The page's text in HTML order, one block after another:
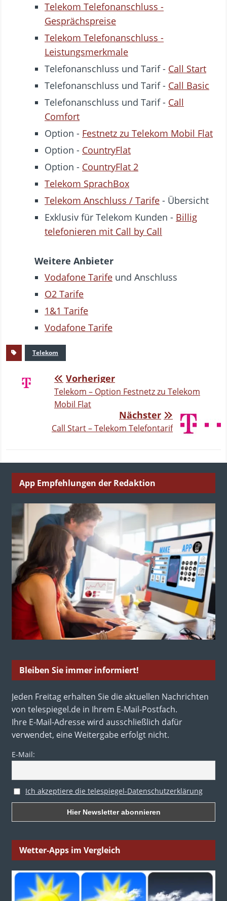
Telekom Telefonanschluss -
Gesprächspreise
Telekom Telefonanschluss -
Leistungsmerkmale
Telefonanschluss und Tarif - Call Start
Telefonanschluss und Tarif - Call Basic
Telefonanschluss und Tarif - Call
Comfort
Option - Festnetz zu Telekom Mobil Flat
Option - CountryFlat
Option - CountryFlat 2
Telekom SprachBox
Telekom Anschluss / Tarife - Übersicht
Exklusiv für Telekom Kunden - Billig
telefonieren mit Call by Call
Weitere Anbieter
Vodafone Tarife und Anschluss
O2 Tarife
1&1 Tarife
Vodafone Tarife
Telekom
Vorheriger
Telekom – Option Festnetz zu Telekom
Mobil Flat
Nächster
Call Start – Telekom Telefontarif
App Empfehlungen der Redaktion
Bleiben Sie immer informiert!
Jeden Freitag erhalten Sie die aktuellen Nachrichten
von telespiegel.de in Ihrem E-Mail-Postfach.
Ihre E-Mail-Adresse wird ausschließlich dafür
verwendet, eine Weitergabe erfolgt nicht.
E-Mail:
Ich akzeptiere die telespiegel-Datenschutzerklärung
Wetter-Apps im Vergleich